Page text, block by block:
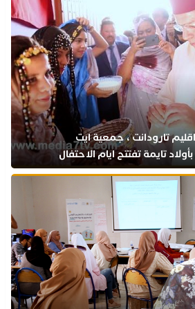
تارودانت ، جمعية ايت
تايمة تفتتح ايام الاحتفال